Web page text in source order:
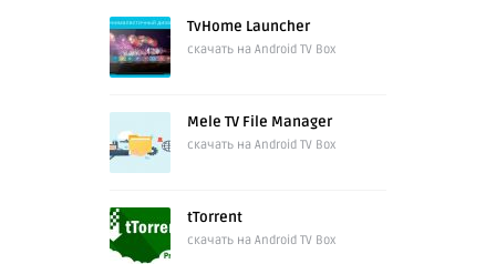
TvHome Launcher
скачать на Android TV Box
Mele TV File Manager
скачать на Android TV Box
tTorrent
скачать на Android TV Box